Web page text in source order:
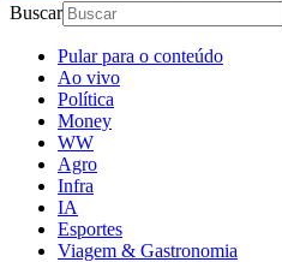
Buscar
Pular para o conteúdo
Ao vivo
Política
Money
WW
Agro
Infra
IA
Esportes
Viagem & Gastronomia